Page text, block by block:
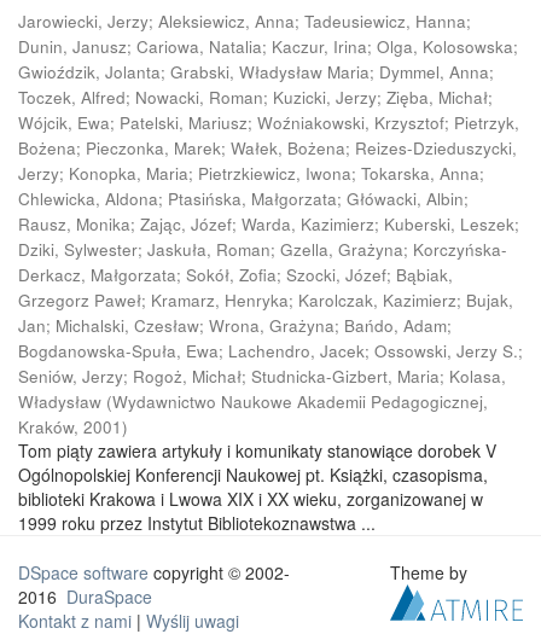
Jarowiecki, Jerzy; Aleksiewicz, Anna; Tadeusiewicz, Hanna;
Dunin, Janusz; Cariowa, Natalia; Kaczur, Irina; Olga, Kolosowska;
Gwioździk, Jolanta; Grabski, Władysław Maria; Dymmel, Anna;
Toczek, Alfred; Nowacki, Roman; Kuzicki, Jerzy; Zięba, Michał;
Wójcik, Ewa; Patelski, Mariusz; Woźniakowski, Krzysztof; Pietrzyk,
Bożena; Pieczonka, Marek; Wałek, Bożena; Reizes-Dzieduszycki,
Jerzy; Konopka, Maria; Pietrzkiewicz, Iwona; Tokarska, Anna;
Chlewicka, Aldona; Ptasińska, Małgorzata; Główacki, Albin;
Rausz, Monika; Zając, Józef; Warda, Kazimierz; Kuberski, Leszek;
Dziki, Sylwester; Jaskuła, Roman; Gzella, Grażyna; Korczyńska-
Derkacz, Małgorzata; Sokół, Zofia; Szocki, Józef; Bąbiak,
Grzegorz Paweł; Kramarz, Henryka; Karolczak, Kazimierz; Bujak,
Jan; Michalski, Czesław; Wrona, Grażyna; Bańdo, Adam;
Bogdanowska-Spuła, Ewa; Lachendro, Jacek; Ossowski, Jerzy S.;
Seniów, Jerzy; Rogoż, Michał; Studnicka-Gizbert, Maria; Kolasa,
Władysław (Wydawnictwo Naukowe Akademii Pedagogicznej,
Kraków, 2001)
Tom piąty zawiera artykuły i komunikaty stanowiące dorobek V
Ogólnopolskiej Konferencji Naukowej pt. Książki, czasopisma,
biblioteki Krakowa i Lwowa XIX i XX wieku, zorganizowanej w
1999 roku przez Instytut Bibliotekoznawstwa ...
DSpace software copyright © 2002-
2016 DuraSpace
Kontakt z nami | Wyślij uwagi
Theme by